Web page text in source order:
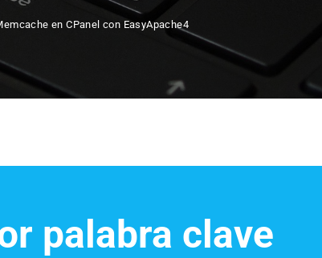
en CPanel con EasyApache4
palabra clave